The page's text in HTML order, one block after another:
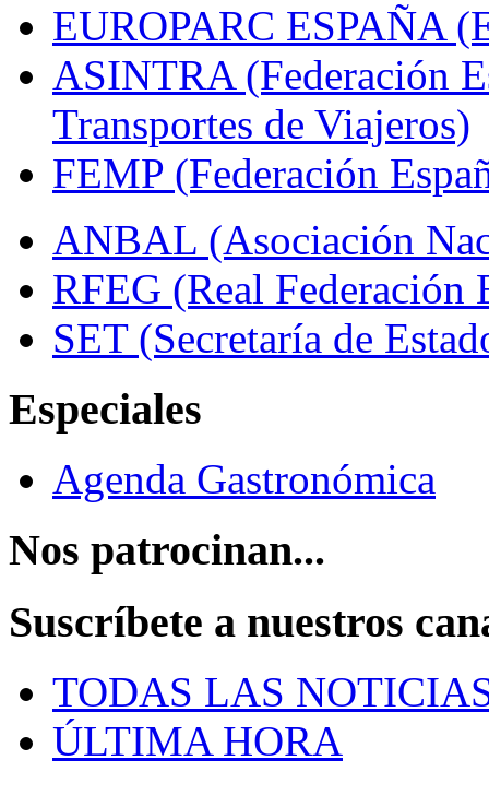
EUROPARC ESPAÑA
ASINTRA (Federación
Transportes de Viajeros)
FEMP (Federación
ANBAL (Asociación
RFEG (Real Federación
SET (Secretaría de
Especiales
Agenda Gastronómica
Nos patrocinan...
Suscríbete a nuestros
TODAS LAS
ÚLTIMA HORA